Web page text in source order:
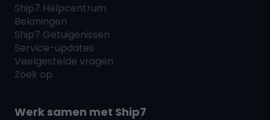
Ship7 Helpcentrum
Beloningen
Ship7 Getuigenissen
Service-updates
Veelgestelde vragen
Zoek op
Werk samen met Ship7